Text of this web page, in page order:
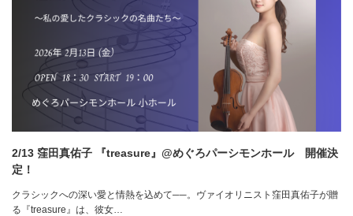
2/13 窪田真佑子 『treasure』@めぐろパーシモンホール 開催決
定！
クラシックへの深い愛と情熱を込めて──。ヴァイオリニスト窪田真佑子が贈
る『treasure』は、彼女…